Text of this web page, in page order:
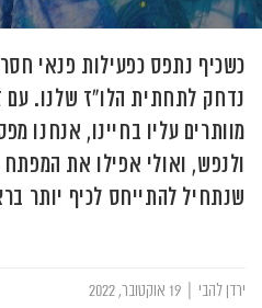
כשכיף נתפס כפעילות פנאי
נדחק לתחתית הלו"ז שלנו.
מוותרים עליו בחיינו, אנחנו
ולנפש, ואולי אפילו את
שנתחיל להתייחס לכיף יותר
ירדן להבי